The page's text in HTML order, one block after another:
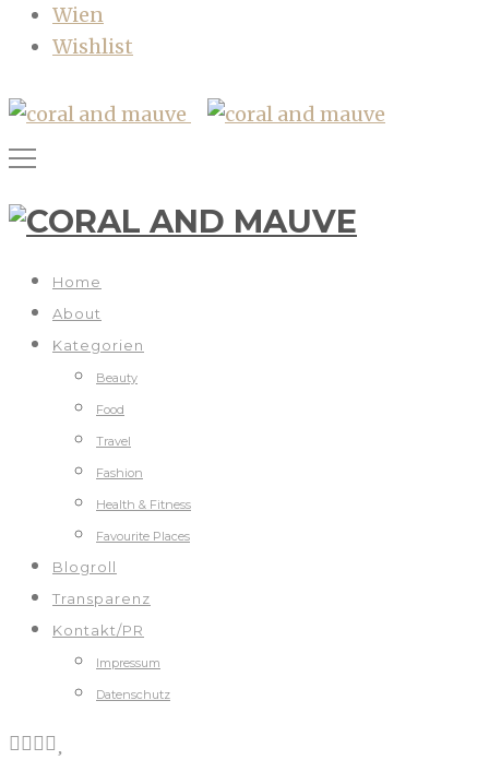
Wien
Wishlist
Home
About
Kategorien
Beauty
Food
Travel
Fashion
Health & Fitness
Favourite Places
Blogroll
Transparenz
Kontakt/PR
Impressum
Datenschutz